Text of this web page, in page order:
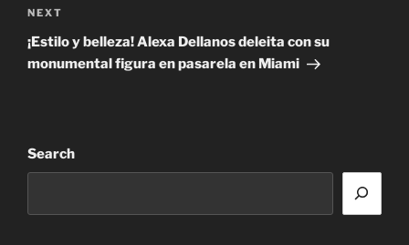
Next
Post
NEXT
¡Estilo y belleza! Alexa Dellanos deleita con su
monumental figura en pasarela en Miami
Search